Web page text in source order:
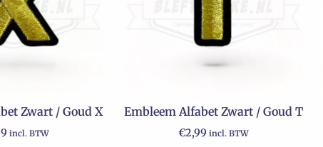
Zwart / Goud X
incl. BTW
Embleem Alfabet Zwart / Goud T
€2,99 incl. BTW